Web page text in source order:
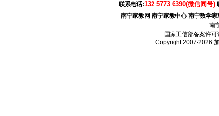
联系电话:132 5773 6390(微信同号)
南宁家教网 南宁家教中心 南宁数学家
南
国家工信部备案许可
Copyright 2007-2026